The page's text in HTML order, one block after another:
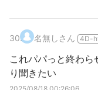
30. 名無しさん 4D-
これパパっと終わ
り聞きたい